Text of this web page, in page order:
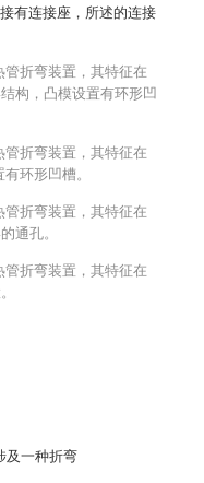
及一种折弯
有连接座，所述的连接
折弯装置，其特征在
构，凸模设置有环形凹
折弯装置，其特征在
环形凹槽。
管折弯装置，其特征在
通孔。
管折弯装置，其特征在